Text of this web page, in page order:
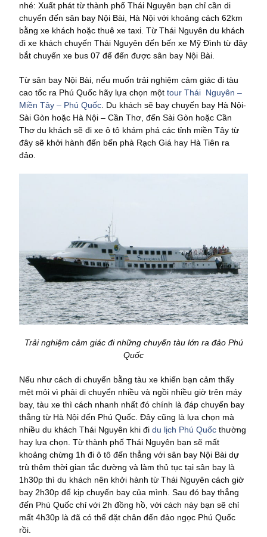
nhé: Xuất phát từ thành phố Thái Nguyên bạn chỉ cần di
chuyển đến sân bay Nội Bài, Hà Nội với khoảng cách 62km
bằng xe khách hoặc thuê xe taxi. Từ Thái Nguyên du khách
đi xe khách chuyến Thái Nguyên đến bến xe Mỹ Đình từ đây
bắt chuyến xe bus 07 để đến được sân bay Nội Bài.
Từ sân bay Nội Bài, nếu muốn trải nghiệm cảm giác đi tàu
cao tốc ra Phú Quốc hãy lựa chọn một tour Thái Nguyên –
Miền Tây – Phú Quốc . Du khách sẽ bay chuyến bay Hà Nội-
Sài Gòn hoặc Hà Nội – Cần Thơ, đến Sài Gòn hoặc Cần
Thơ du khách sẽ đi xe ô tô khám phá các tỉnh miền Tây từ
đây sẽ khởi hành đến bến phà Rạch Giá hay Hà Tiên ra
đảo.
Trải nghiệm cảm giác đi những chuyến tàu lớn ra đảo Phú
Quốc
Nếu như cách di chuyển bằng tàu xe khiến bạn cảm thấy
mệt mỏi vì phải di chuyển nhiều và ngồi nhiều giờ trên máy
bay, tàu xe thì cách nhanh nhất đó chính là đáp chuyến bay
thẳng từ Hà Nội đến Phú Quốc. Đây cũng là lựa chọn mà
nhiều du khách Thái Nguyên khi đi du lịch Phú Quốc thường
hay lựa chọn. Từ thành phố Thái Nguyên bạn sẽ mất
khoảng chừng 1h đi ô tô đến thẳng với sân bay Nội Bài dự
trù thêm thời gian tắc đường và làm thủ tục tại sân bay là
1h30p thì du khách nên khởi hành từ Thái Nguyên cách giờ
bay 2h30p để kịp chuyến bay của mình. Sau đó bay thẳng
đến Phú Quốc chỉ với 2h đồng hồ, với cách này bạn sẽ chỉ
mất 4h30p là đã có thể đặt chân đến đảo ngọc Phú Quốc
rồi.